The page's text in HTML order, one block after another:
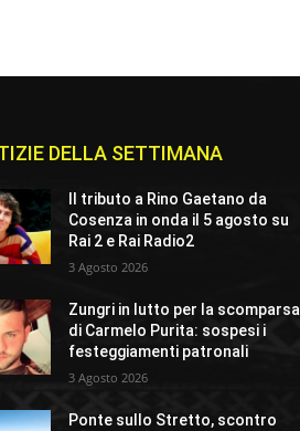
DELLA SETTIMANA
Il tributo a Rino Gaetano da
Cosenza in onda il 5 agosto su
Rai 2 e Rai Radio2
3 Agosto 2026
Zungri in lutto per la scomparsa
di Carmelo Purita: sospesi i
festeggiamenti patronali
3 Agosto 2026
Ponte sullo Stretto, scontro